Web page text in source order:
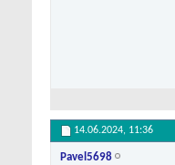
14.06.2024, 11:36
Pavel5698